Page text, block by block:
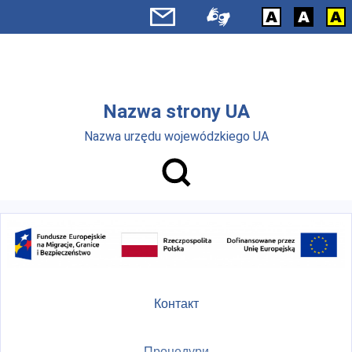
Перейти до основного вмісту
Nazwa strony UA
Nazwa urzędu wojewódzkiego UA
Контакт